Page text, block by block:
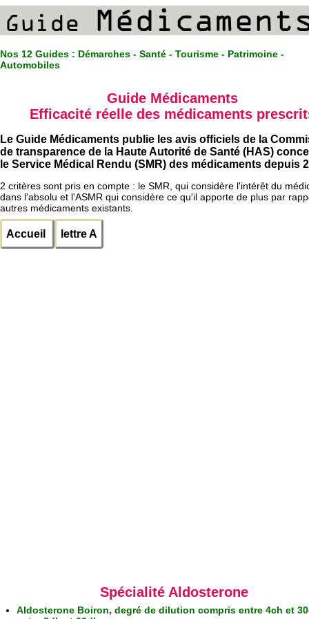
Nos 12 Guides : Démarches - Santé - Tourisme - Patrimoine -
Automobiles
Guide Médicaments
Efficacité réelle des médicaments
Le Guide Médicaments publie les avis officiels de la
de transparence de la Haute Autorité de Santé (HAS)
le Service Médical Rendu (SMR) des médicaments depuis
2 critères sont pris en compte : le SMR, qui considère l'intérêt du
dans l'absolu et l'ASMR qui considère ce qu'il apporte de plus par
autres médicaments existants.
Accueil lettre A
Spécialité Aldosterone
Aldosterone Boiron, degré de dilution compris entre 4ch et